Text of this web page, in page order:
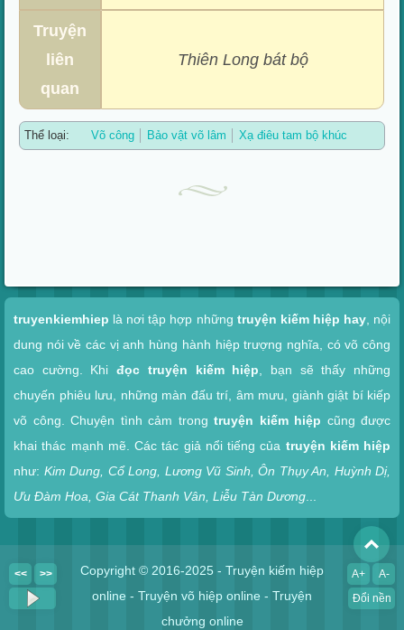
Truyện
liên
quan
Thiên Long bát bộ
Thể loại: Võ công Bảo vật võ lâm Xạ điêu tam bộ khúc
truyenkiemhiep là nơi tập hợp những truyện kiếm hiệp hay, nội
dung nói về các vị anh hùng hành hiệp trượng nghĩa, có võ công
cao cường. Khiđọc truyện kiếm hiệp , bạn sẽ thấy những
chuyến phiêu lưu, những màn đấu trí, âm mưu, giành giật bí kiếp
võ công. Chuyện tình cảm trong truyện kiếm hiệp cũng được
khai thác mạnh mẽ. Các tác giả nổi tiếng của truyện kiếm hiệp
như: Kim Dung, Cổ Long, Lương Vũ Sinh, Ôn Thụy An, Huỳnh Dị,
Ưu Đàm Hoa, Gia Cát Thanh Vân, Liễu Tàn Dương
Copyright © 2016-2025 - Truyện kiếm hiệp
online - Truyện võ hiệp online - Truyện
chưởng online
>>
<< A+
A-
Đổi nền